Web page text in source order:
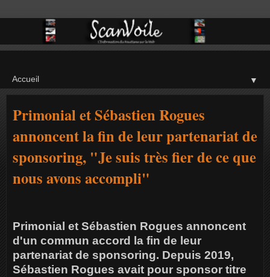
▼
Primonial et Sébastien Rogues
annoncent la fin de leur partenariat de
sponsoring, "Je suis très fier de ce que
nous avons accompli"
Primonial et Sébastien Rogues annoncent
d'un commun accord la fin de leur
partenariat de sponsoring. Depuis 2019,
Sébastien Rogues avait pour sponsor titre